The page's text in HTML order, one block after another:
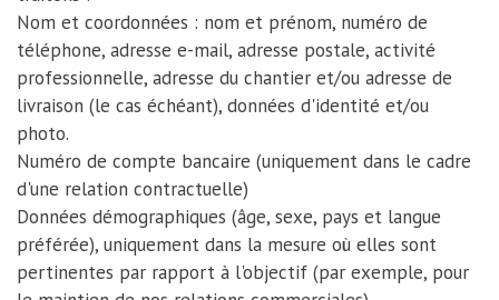
Nom et coordonnées : nom et prénom, numéro de
téléphone, adresse e-mail, adresse postale, activité
professionnelle, adresse du chantier et/ou adresse de
livraison (le cas échéant), données d'identité et/ou
photo.
Numéro de compte bancaire (uniquement dans le cadre
d'une relation contractuelle)
Données démographiques (âge, sexe, pays et langue
préférée), uniquement dans la mesure où elles sont
pertinentes par rapport à l'objectif (par exemple, pour